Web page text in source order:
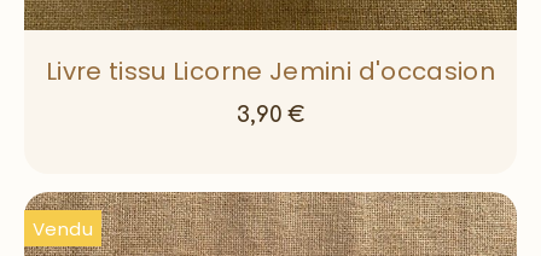
Livre tissu Licorne Jemini d'occasion
3,90 €
Vendu